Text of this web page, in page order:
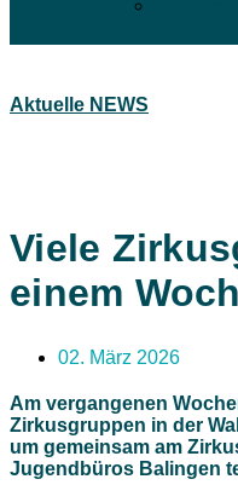
Aktuelle NEWS
Viele
einem
02. März 2026
Am vergangenen
Zirkusgruppen in der
um gemeinsam am
Jugendbüros Balingen